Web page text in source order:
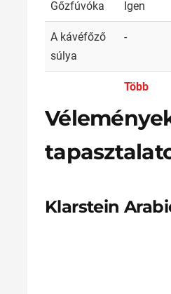
Gőzfúvóka Igen
A kávéfőző
súlya
-
Több
Klarstein